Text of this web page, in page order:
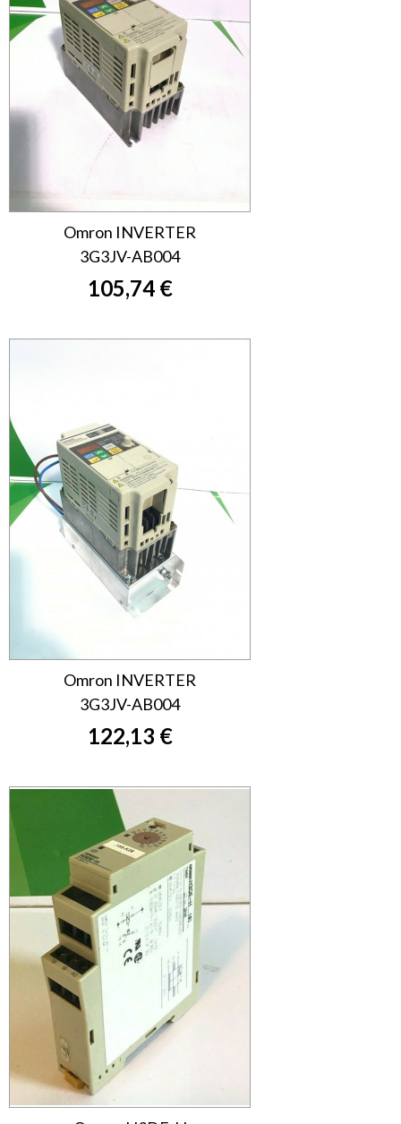
Omron INVERTER
3G3JV-AB004
105,74 €
Omron INVERTER
3G3JV-AB004
122,13 €